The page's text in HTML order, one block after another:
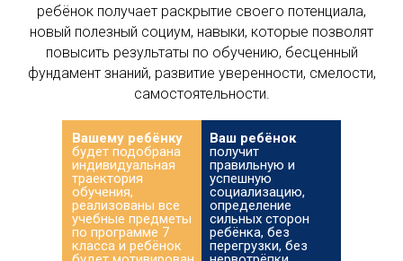
ребёнок получает раскрытие своего потенциала,
новый полезный социум, навыки, которые позволят
повысить результаты по обучению, бесценный
фундамент знаний, развитие уверенности, смелости,
самостоятельности.
Вашему ребёнку
будет подобрана
индивидуальная
траектория
обучения,
реализованы все
учебные предметы
по программе 7
класса и ребёнок
Ваш ребёнок
получит
правильную и
успешную
социализацию,
определение
сильных сторон
ребёнка, без
перегрузки, без